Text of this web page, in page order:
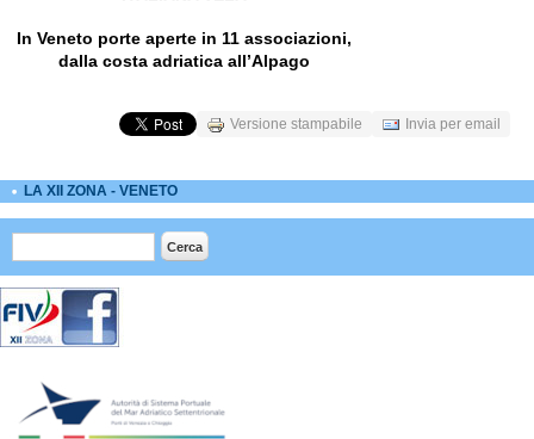
In Veneto porte aperte in 11 associazioni,
dalla costa adriatica all’Alpago
Versione stampabile Invia per email
LA XII ZONA - VENETO
Form di ricerca